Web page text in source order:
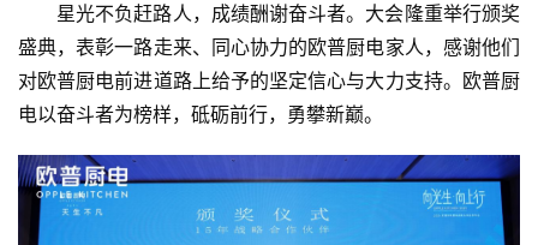
教
育
专
题
汽
星光不负赶路人，成绩酬谢奋斗者。大会隆重举行颁奖
盛典，表彰一路走来、同心协力的欧普厨电家人，感谢他们
对欧普厨电前进道路上给予的坚定信心与大力支持。欧普厨
电以奋斗者为榜样，砥砺前行，勇攀新巅。